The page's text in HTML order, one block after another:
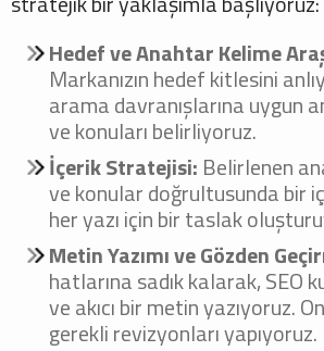
Hedef ve Anahtar Kelime
Markanızın hedef kitlesini
arama davranışlarına uygun
ve konuları belirliyoruz.
İçerik Stratejisi: Belirlenen
ve konular doğrultusunda bir
her yazı için bir taslak
Metin Yazımı ve Gözden
hatlarına sadık kalarak, SEO
ve akıcı bir metin yazıyoruz.
gerekli revizyonları yapıyoruz.